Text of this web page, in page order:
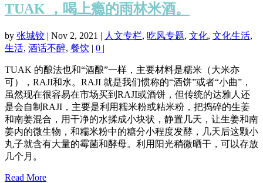
TUAK ，喝上瘾的雨林米酒。
by 张城铰 | Nov 2, 2021 | 人文专栏, 吃风专题, 文化, 文化生活,
生活, 酒话不醉, 餐饮 | 0 |
TUAK 的酿法也和“酒酿”一样，主要材料是糯米（大米亦
可），RAJI和水。RAJI 就是我们惯称的“酒饼”或者“小曲”，
虽然现在很容易在市场买到RAJI或酒饼，但传统的达雅人还
是会自制RAJI，主要是利用糯米粉或粘米粉，把捣碎的生姜
和南姜混合，用干净的水揉成小块状，静置几天，让生姜和南
姜内的微生物，和糯米粉中的糖分小程度发酵，几天后这颗小
丸子就含有大量的霉菌和酵母。利用阳光稍微晒干，可以存放
几个月。
Read More